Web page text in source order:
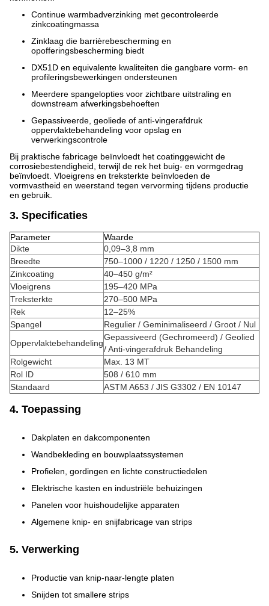
Continue warmbadverzinking met gecontroleerde
zinkcoatingmassa
Zinklaag die barrièrebescherming en
opofferingsbescherming biedt
DX51D en equivalente kwaliteiten die gangbare vorm- en
profileringsbewerkingen ondersteunen
Meerdere spangelopties voor zichtbare uitstraling en
downstream afwerkingsbehoeften
Gepassiveerde, geoliede of anti-vingerafdruk
oppervlaktebehandeling voor opslag en
verwerkingscontrole
Bij praktische fabricage beïnvloedt het coatinggewicht de
corrosiebestendigheid, terwijl de rek het buig- en vormgedrag
beïnvloedt. Vloeigrens en treksterkte beïnvloeden de
vormvastheid en weerstand tegen vervorming tijdens productie
en gebruik.
3. Specificaties
Parameter
Waarde
Dikte
0,09–3,8 mm
Breedte
750–1000 / 1220 / 1250 / 1500 mm
Zinkcoating
40–450 g/m²
Vloeigrens
195–420 MPa
Treksterkte
270–500 MPa
Rek
12–25%
Spangel
Regulier / Geminimaliseerd / Groot / Nul
Oppervlaktebehandeling
Gepassiveerd (Gechromeerd) / Geolied
/ Anti-vingerafdruk Behandeling
Rolgewicht
Max. 13 MT
Rol ID
508 / 610 mm
Standaard
ASTM A653 / JIS G3302 / EN 10147
4. Toepassing
Dakplaten en dakcomponenten
Wandbekleding en bouwplaatssystemen
Profielen, gordingen en lichte constructiedelen
Elektrische kasten en industriële behuizingen
Panelen voor huishoudelijke apparaten
Algemene knip- en snijfabricage van strips
5. Verwerking
Productie van knip-naar-lengte platen
Snijden tot smallere strips